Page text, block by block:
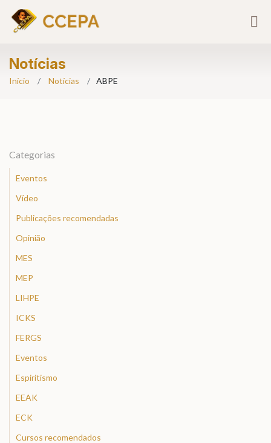
Notícias
Início Notícias ABPE
Categorias
Eventos
Vídeo
Publicações recomendadas
Opinião
MES
MEP
LIHPE
ICKS
FERGS
Eventos
Espiritismo
EEAK
ECK
Cursos recomendados